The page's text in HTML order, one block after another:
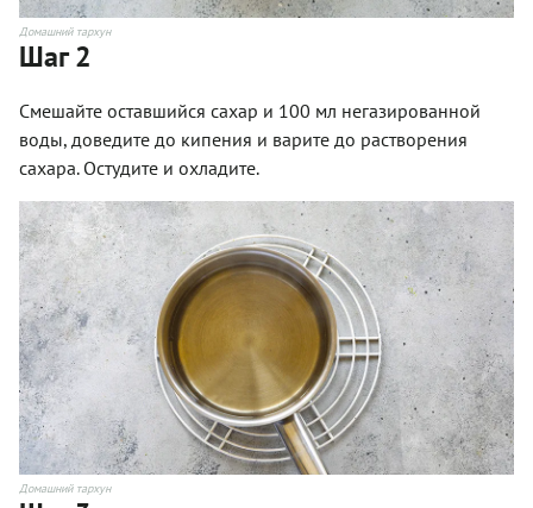
Домашний тархун
Шаг 2
Смешайте оставшийся сахар и 100 мл негазированной
воды, доведите до кипения и варите до растворения
сахара. Остудите и охладите.
Домашний тархун